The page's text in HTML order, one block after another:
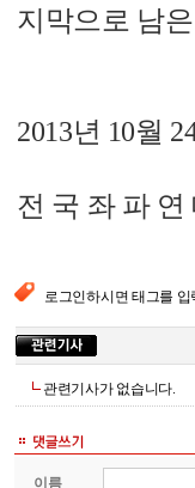
지막으로 남
2013년 10월
전 국 좌 파 연
로그인하시면 태그를
관련기사가 없습니다.
이름